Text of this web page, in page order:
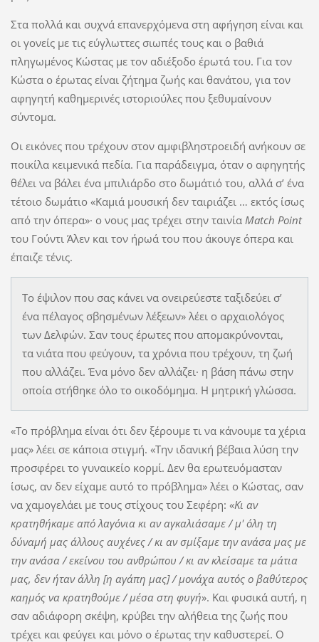
Στα πολλά και συχνά επανερχόμενα στη αφήγηση είναι και
οι γονείς με τις εύγλωττες σιωπές τους και ο βαθιά
πληγωμένος Κώστας με τον αδιέξοδο έρωτά του. Για τον
Κώστα ο έρωτας είναι ζήτημα ζωής και θανάτου, για τον
αφηγητή καθημερινές ιστοριούλες που ξεθυμαίνουν
σύντομα.
Οι εικόνες που τρέχουν στον αμφιβληστροειδή ανήκουν σε
ποικίλα κειμενικά πεδία. Για παράδειγμα, όταν ο αφηγητής
θέλει να βάλει ένα μπιλιάρδο στο δωμάτιό του, αλλά σ’ ένα
τέτοιο δωμάτιο «Καμιά μουσική δεν ταιριάζει … εκτός ίσως
από την όπερα»· ο νους μας τρέχει στην ταινία Match Point
του Γούντι Άλεν και τον ήρωά του που άκουγε όπερα και
έπαιζε τένις.
Το έψιλον που σας κάνει να ονειρεύεστε ταξιδεύει σ’
ένα πέλαγος σβησμένων λέξεων» λέει ο αρχαιολόγος
των Δελφών. Σαν τους έρωτες που απομακρύνονται,
τα νιάτα που φεύγουν, τα χρόνια που τρέχουν, τη ζωή
που αλλάζει. Ένα μόνο δεν αλλάζει· η βάση πάνω στην
οποία στήθηκε όλο το οικοδόμημα. Η μητρική γλώσσα.
«Το πρόβλημα είναι ότι δεν ξέρουμε τι να κάνουμε τα χέρια
μας» λέει σε κάποια στιγμή. «Την ιδανική βέβαια λύση την
προσφέρει το γυναικείο κορμί. Δεν θα ερωτευόμασταν
ίσως, αν δεν είχαμε αυτό το πρόβλημα» λέει ο Κώστας, σαν
να χαμογελάει με τους στίχους του Σεφέρη: «Kι αν
κρατηθήκαμε από λαγόνια κι αν αγκαλιάσαμε / μ' όλη τη
δύναμή μας άλλους αυχένες / κι αν σμίξαμε την ανάσα μας με
την ανάσα / εκείνου του ανθρώπου / κι αν κλείσαμε τα μάτια
μας, δεν ήταν άλλη [η αγάπη μας] / μονάχα αυτός ο βαθύτερος
καημός να κρατηθούμε / μέσα στη φυγή». Και φυσικά αυτή, η
σαν αδιάφορη σκέψη, κρύβει την αλήθεια της ζωής που
τρέχει και φεύγει και μόνο ο έρωτας την καθυστερεί. Ο